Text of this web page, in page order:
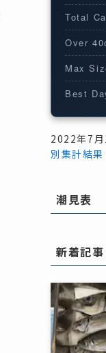
Total
Over
Max
Best
2022年7月
別集計結果
潮見表
新着記事